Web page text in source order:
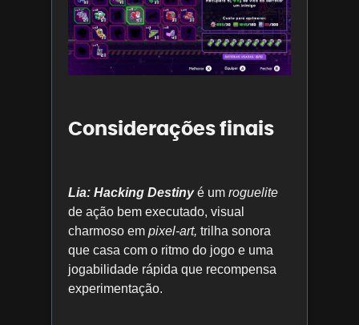
Considerações finais
Lia: Hacking Destinyé um roguelite
de ação bem executado, visual
charmoso em pixel-art, trilha sonora
que casa com o ritmo do jogo e uma
jogabilidade rápida que recompensa
experimentação.